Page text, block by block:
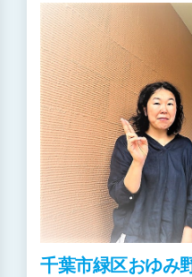
千葉市緑区おゆみ